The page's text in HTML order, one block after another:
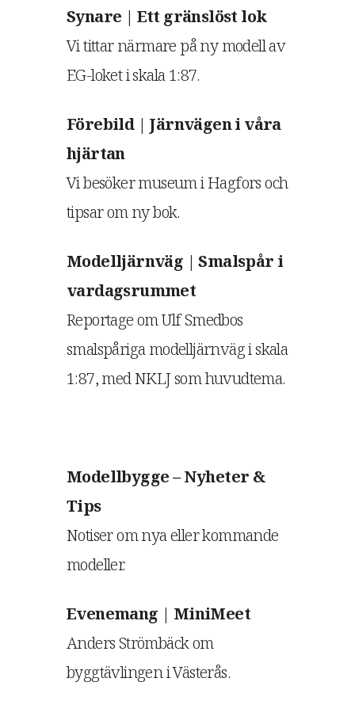
Synare | Ett gränslöst lok
Vi tittar närmare på ny modell av
EG-loket i skala 1:87.
Förebild | Järnvägen i våra
hjärtan
Vi besöker museum i Hagfors och
tipsar om ny bok.
Modelljärnväg | Smalspår i
vardagsrummet
Reportage om Ulf Smedbos
smalspåriga modelljärnväg i skala
1:87, med NKLJ som huvudtema.
Modellbygge – Nyheter &
Tips
Notiser om nya eller kommande
modeller.
Evenemang | MiniMeet
Anders Strömbäck om
byggtävlingen i Västerås.